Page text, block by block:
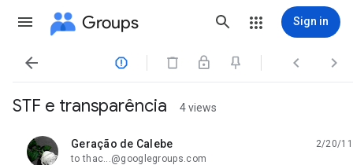
Groups Sign in
   
STF e transparência 4 views
Geração de Calebe
unread,
2/20/11
to thac...@googlegroups.com